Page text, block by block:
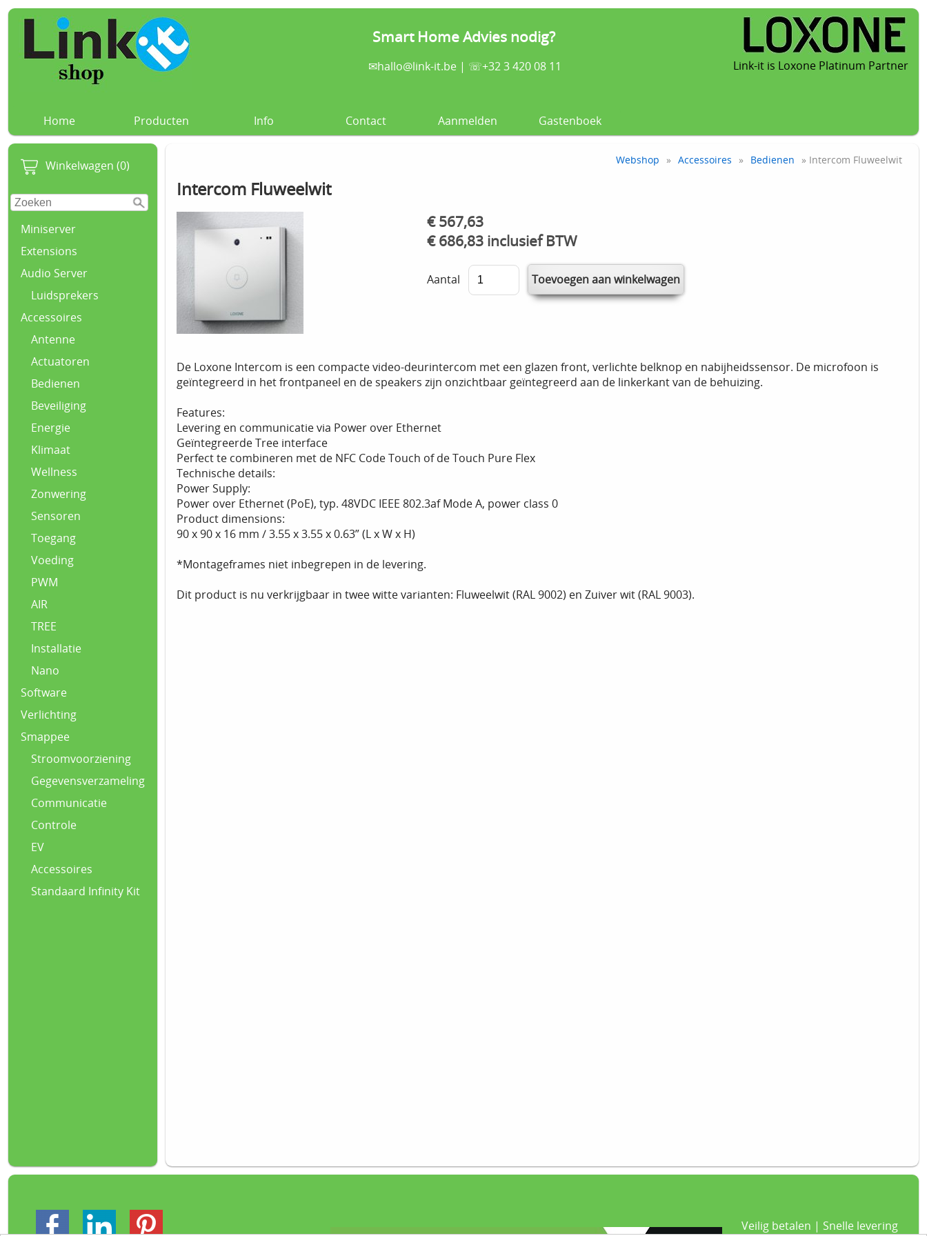
Smart Home Advies nodig?
✉hallo@link-it.be | ☏+32 3 420 08 11 Link-it is Loxone Platinum Partner
Home Producten Info Contact Aanmelden Gastenboek
Winkelwagen (0)
Miniserver
Extensions
Audio Server
Luidsprekers
Accessoires
Antenne
Actuatoren
Bedienen
Beveiliging
Energie
Klimaat
Wellness
Zonwering
Sensoren
Toegang
Voeding
PWM
AIR
TREE
Installatie
Nano
Software
Verlichting
Smappee
Stroomvoorziening
Gegevensverzameling
Communicatie
Controle
EV
Accessoires
Standaard Infinity Kit
Webshop » Accessoires » Bedienen » Intercom Fluweelwit
Intercom Fluweelwit
€ 567,63
€ 686,83 inclusief BTW
Aantal
De Loxone Intercom is een compacte video-deurintercom met een glazen front, verlichte belknop en nabijheidssensor. De microfoon is
geïntegreerd in het frontpaneel en de speakers zijn onzichtbaar geïntegreerd aan de linkerkant van de behuizing.
Features:
Levering en communicatie via Power over Ethernet
Geïntegreerde Tree interface
Perfect te combineren met de NFC Code Touch of de Touch Pure Flex
Technische details:
Power Supply:
Power over Ethernet (PoE), typ. 48VDC IEEE 802.3af Mode A, power class 0
Product dimensions:
90 x 90 x 16 mm / 3.55 x 3.55 x 0.63” (L x W x H)
*Montageframes niet inbegrepen in de levering.
Dit product is nu verkrijgbaar in twee witte varianten: Fluweelwit (RAL 9002) en Zuiver wit (RAL 9003).
Veilig betalen | Snelle levering